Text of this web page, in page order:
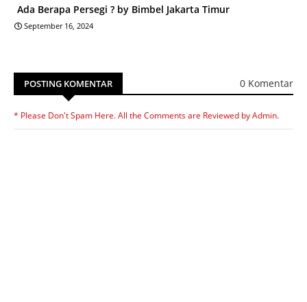
Ada Berapa Persegi ? by Bimbel Jakarta Timur
September 16, 2024
POSTING KOMENTAR 0 Komentar
* Please Don't Spam Here. All the Comments are Reviewed by Admin.